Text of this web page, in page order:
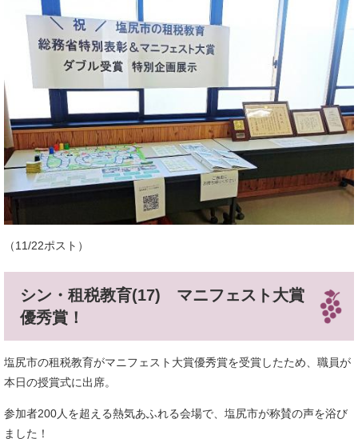
​（11/22ポスト）
シン・租税教育(17) マニフェスト大賞
優秀賞！
塩尻市の租税教育がマニフェスト大賞優秀賞を受賞したため、職員が
本日の授賞式に出席。
参加者200人を超える熱気あふれる会場で、塩尻市が称賛の声を浴び
ました！